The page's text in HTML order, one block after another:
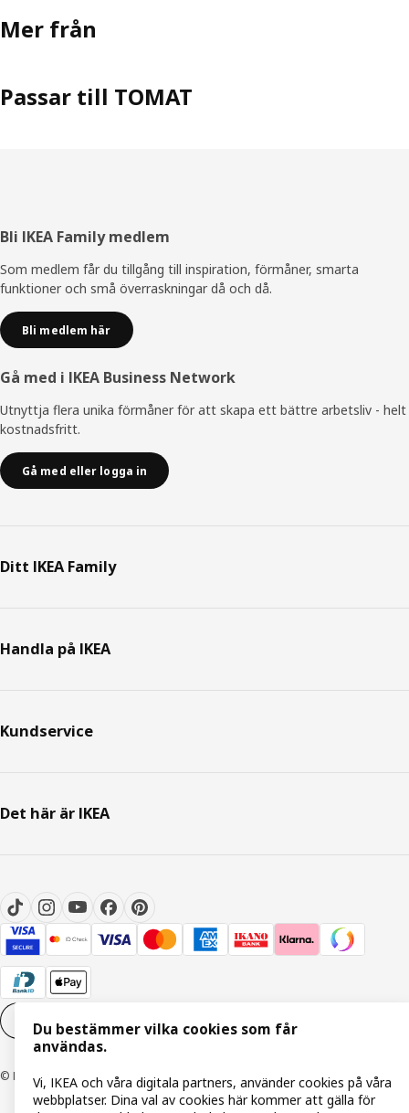
Mer från
Passar till TOMAT
Sidfot
Bli IKEA Family medlem
Som medlem får du tillgång till inspiration, förmåner, smarta
funktioner och små överraskningar då och då.
Bli medlem här
Gå med i IKEA Business Network
Utnyttja flera unika förmåner för att skapa ett bättre arbetsliv - helt
kostnadsfritt.
Gå med eller logga in
Ditt IKEA Family
Handla på IKEA
Kundservice
Det här är IKEA
Inställningar för Cookies
© Inter IKEA Systems B.V. 1999-2026
Du bestämmer vilka cookies som får
användas.
Vi, IKEA och våra digitala partners, använder cookies på våra
webbplatser. Dina val av cookies här kommer att gälla för